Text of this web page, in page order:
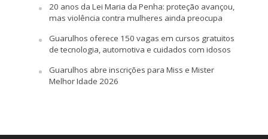
20 anos da Lei Maria da Penha: proteção avançou,
mas violência contra mulheres ainda preocupa
Guarulhos oferece 150 vagas em cursos gratuitos
de tecnologia, automotiva e cuidados com idosos
Guarulhos abre inscrições para Miss e Mister
Melhor Idade 2026